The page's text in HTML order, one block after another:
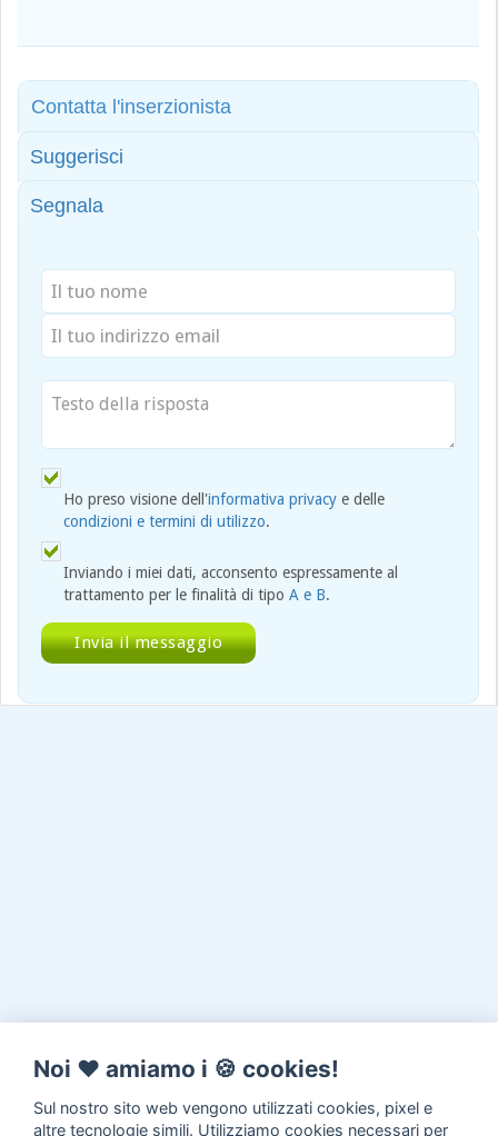
Contatta l'inserzionista
Suggerisci
Segnala
Ho preso visione dell'informativa privacy e delle
condizioni e termini di utilizzo.
Inviando i miei dati, acconsento espressamente al
trattamento per le finalità di tipo A e B.
Noi ♥️ amiamo i 🍪 cookies!
Sul nostro sito web vengono utilizzati cookies, pixel e
altre tecnologie simili. Utilizziamo cookies necessari per